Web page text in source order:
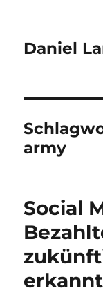
Daniel
army
Social